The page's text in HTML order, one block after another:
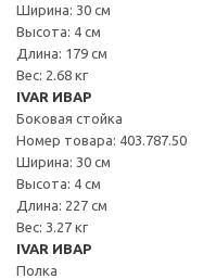
Ширина: 30 см
Высота: 4 см
Длина: 179 см
Вес: 2.68 кг
IVAR ИВАР
Боковая стойка
Номер товара: 403.787.50
Ширина: 30 см
Высота: 4 см
Длина: 227 см
Вес: 3.27 кг
IVAR ИВАР
Полка